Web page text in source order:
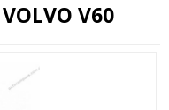
V60